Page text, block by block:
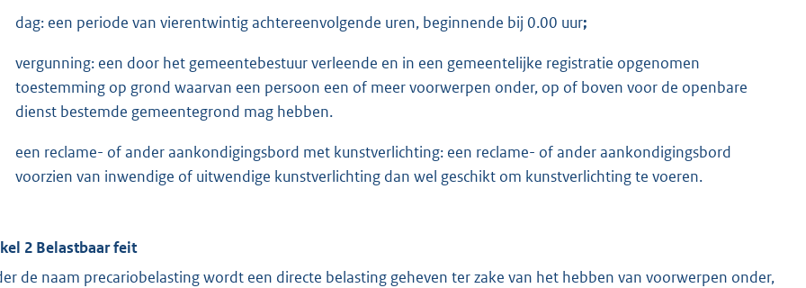
dag: een periode van vierentwintig achtereenvolgende uren, beginnende bij 0.00 uur;
vergunning: een door het gemeentebestuur verleende en in een gemeentelijke registratie opgenomen
toestemming op grond waarvan een persoon een of meer voorwerpen onder, op of boven voor de openbare
dienst bestemde gemeentegrond mag hebben.
een reclame- of ander aankondigingsbord met kunstverlichting: een reclame- of ander aankondigingsbord
voorzien van inwendige of uitwendige kunstverlichting dan wel geschikt om kunstverlichting te voeren.
2 Belastbaar feit
de naam precariobelasting wordt een directe belasting geheven ter zake van het hebben van voorwerpen onder,